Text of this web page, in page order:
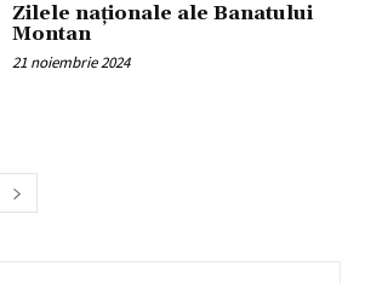
Zilele naționale ale Banatului
Montan
21 noiembrie 2024